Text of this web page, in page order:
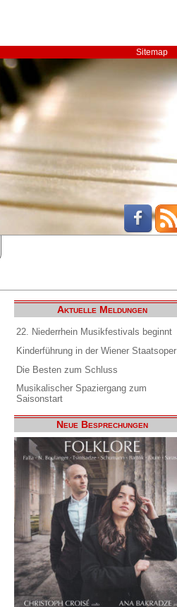
Sitemap
Aktuelle Meldungen
22. Niederrhein Musikfestivals beginnt
Kinderführung in der Wiener Staatsoper
Die Besten zum Schluss
Musikalischer Spaziergang zum
Saisonstart
Neue Besprechungen